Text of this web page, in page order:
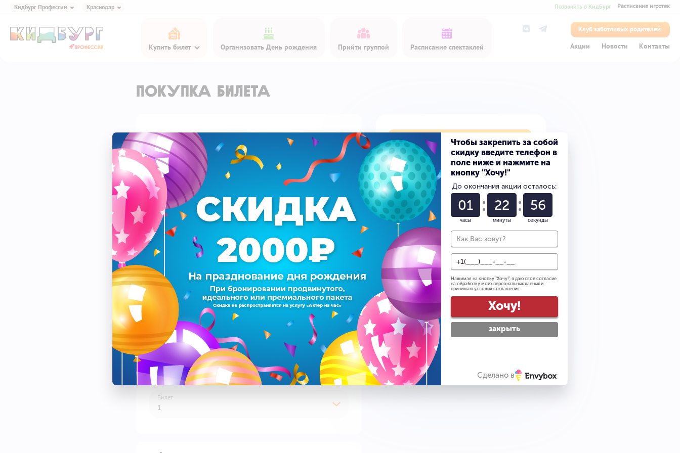
Кидбург Профессии
Кидбург Игра и Еда
Кидбург Профессии
Краснодар Позвонить в КидБург Расписание игротек
Купить билет Организовать День рождения Прийти группой Расписание спектаклей
Клуб заботливых родителей
Акции Новости Контакты
Покупка билета
Спектакль
Площадка
1
Билет
Купить билет на сказку
Детский билет
Доп. услуги 0
Скидка
Итого 0
Подписаться на e-mail рассылку
Согласен на обработку персональных данных
Ознакомился с правилами посещения
Чтобы закрепить за собой
скидку введите телефон в
поле ниже и нажмите на
кнопку "Хочу!"
До окончания акции осталось:
01
часы
22
минуты
56
секунды
Нажимая на кнопку "Хочу!", я даю свое согласие
на обработку моих персональных данных и
принимаю условия соглашения
Хочу!
закрыть
Сделано в